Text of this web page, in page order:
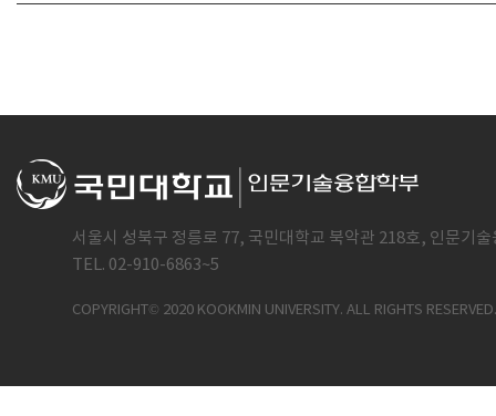
서울시 성북구 정릉로 77, 국민대학교 북악관 218호, 인문기
TEL. 02-910-6863~5
COPYRIGHT© 2020 KOOKMIN UNIVERSITY. ALL RIGHTS RESERVED.